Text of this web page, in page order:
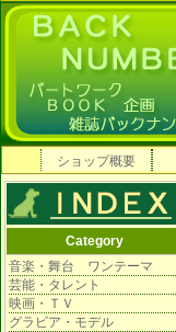
ショップ概要
Category
音楽・舞台 ワンテーマ
芸能・タレント
映画・ＴＶ
グラビア・モデル